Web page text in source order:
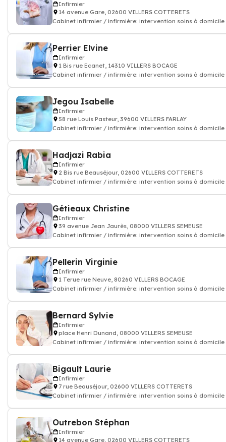
Infirmier
14 avenue Gare, 02600 VILLERS COTTERETS
Cabinet infirmier / infirmière: intervention soins à domicile
Perrier Elvine
Infirmier
1 Bis rue Ecanet, 14310 VILLERS BOCAGE
Cabinet infirmier / infirmière: intervention soins à domicile
Jegou Isabelle
Infirmier
58 rue Louis Pasteur, 39600 VILLERS FARLAY
Cabinet infirmier / infirmière: intervention soins à domicile
Hadjazi Rabia
Infirmier
2 Bis rue Beauséjour, 02600 VILLERS COTTERETS
Cabinet infirmier / infirmière: intervention soins à domicile
Gétieaux Christine
Infirmier
39 avenue Jean Jaurès, 08000 VILLERS SEMEUSE
Cabinet infirmier / infirmière: intervention soins à domicile
Pellerin Virginie
Infirmier
1 Terue rue Neuve, 80260 VILLERS BOCAGE
Cabinet infirmier / infirmière: intervention soins à domicile
Bernard Sylvie
Infirmier
place Henri Dunand, 08000 VILLERS SEMEUSE
Cabinet infirmier / infirmière: intervention soins à domicile
Bigault Laurie
Infirmier
7 rue Beauséjour, 02600 VILLERS COTTERETS
Cabinet infirmier / infirmière: intervention soins à domicile
Outrebon Stéphan
Infirmier
14 avenue Gare, 02600 VILLERS COTTERETS